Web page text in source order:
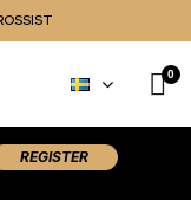
REGISTER